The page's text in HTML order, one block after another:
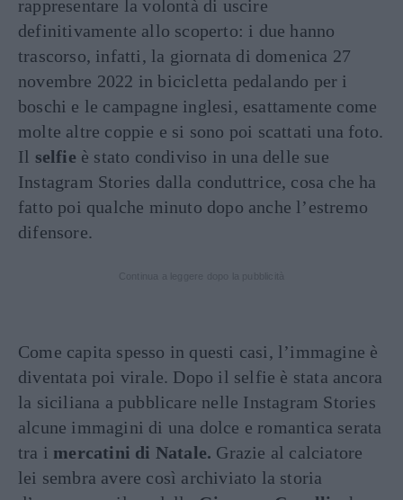
rappresentare la volontà di uscire
definitivamente allo scoperto: i due hanno
trascorso, infatti, la giornata di domenica 27
novembre 2022 in bicicletta pedalando per i
boschi e le campagne inglesi, esattamente come
molte altre coppie e si sono poi scattati una foto.
Il selfie è stato condiviso in una delle sue
Instagram Stories dalla conduttrice, cosa che ha
fatto poi qualche minuto dopo anche l’estremo
difensore.
Come capita spesso in questi casi, l’immagine è
diventata poi virale. Dopo il selfie è stata ancora
la siciliana a pubblicare nelle Instagram Stories
alcune immagini di una dolce e romantica serata
tra i mercatini di Natale. Grazie al calciatore
lei sembra avere così archiviato la storia